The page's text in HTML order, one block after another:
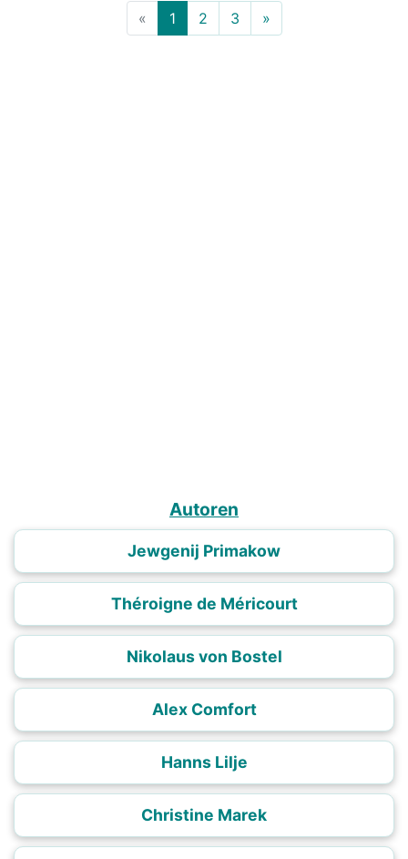
« 1 2 3 »
Autoren
Jewgenij Primakow
Théroigne de Méricourt
Nikolaus von Bostel
Alex Comfort
Hanns Lilje
Christine Marek